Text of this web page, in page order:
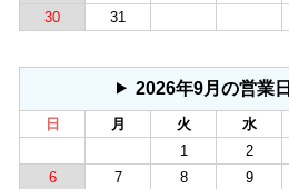
30
31
2026年9月の営業
日 月 火 水
1
2
6
7 8 9